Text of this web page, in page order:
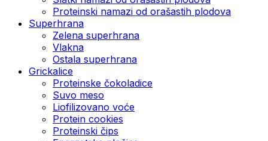
Proteinski namazi od orašastih plodova
Superhrana
Zelena superhrana
Vlakna
Ostala superhrana
Grickalice
Proteinske čokoladice
Suvo meso
Liofilizovano voće
Protein cookies
Proteinski čips